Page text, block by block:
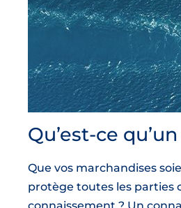
Qu’est-ce
Que vos marchandises
protège toutes les parties